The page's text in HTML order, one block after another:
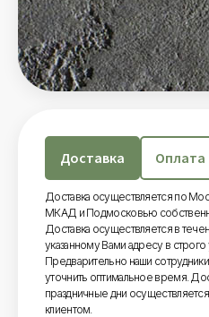
Доставка Оплата
Доставка осуществляется по
МКАД и Подмосковью
Доставка осуществляется в
указанному Вами адресу в
Предварительно наши
уточнить оптимальное время.
праздничные дни
клиентом.